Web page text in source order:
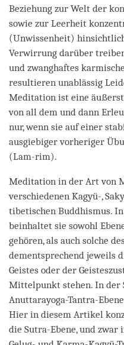
Beziehung zur Welt der
sowie zur Leerheit
(Unwissenheit)
Verwirrung darüber
und zwanghaftes
resultieren unablässig
Meditation ist eine
von all dem und dann
nur, wenn sie auf einer
ausgiebiger vorheriger
(Lam-rim).
Meditation in der Art von
verschiedenen Kagyü-,
tibetischen Buddhismus.
beinhaltet sie sowohl
gehören, als auch solche
dementsprechend jeweils
Geistes oder der
Mittelpunkt stehen. In der
Anuttarayoga-Tantra-
Hier in diesem Artikel
die Sutra-Ebene, und zwar